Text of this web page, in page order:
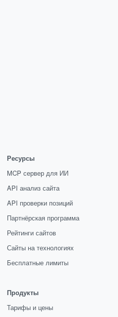
Ресурсы
MCP сервер для ИИ
API анализ сайта
API проверки позиций
Партнёрская программа
Рейтинги сайтов
Сайты на технологиях
Бесплатные лимиты
Продукты
Тарифы и цены